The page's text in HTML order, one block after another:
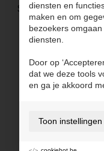
Stuur, mail,
diensten en
maken en om
bezoekers
diensten.
Door op
dat we deze tools
en ga je akkoord
Toon instellingen